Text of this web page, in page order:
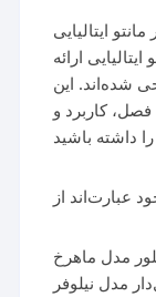
ایتالیایی
ارائه
شده‌اند. این
کاربرد و
مدل ماهرخ
مدل نیلوفر